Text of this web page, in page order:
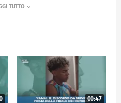
00:47